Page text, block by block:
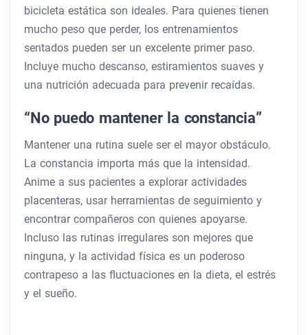
bicicleta estática son ideales. Para quienes tienen
mucho peso que perder, los entrenamientos
sentados pueden ser un excelente primer paso.
Incluye mucho descanso, estiramientos suaves y
una nutrición adecuada para prevenir recaídas.
“No puedo mantener la constancia”
Mantener una rutina suele ser el mayor obstáculo.
La constancia importa más que la intensidad.
Anime a sus pacientes a explorar actividades
placenteras, usar herramientas de seguimiento y
encontrar compañeros con quienes apoyarse.
Incluso las rutinas irregulares son mejores que
ninguna, y la actividad física es un poderoso
contrapeso a las fluctuaciones en la dieta, el estrés
y el sueño.